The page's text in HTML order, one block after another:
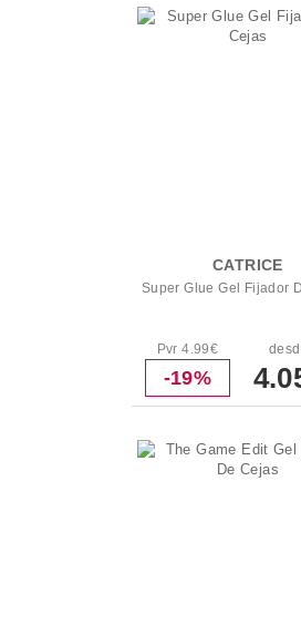
CATRICE
Super Glue Gel Fijador
Pvr 4.99€
-19%